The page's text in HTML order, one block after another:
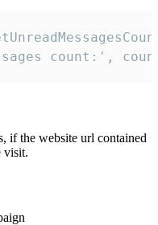
count:',
if the website url contained
visit.